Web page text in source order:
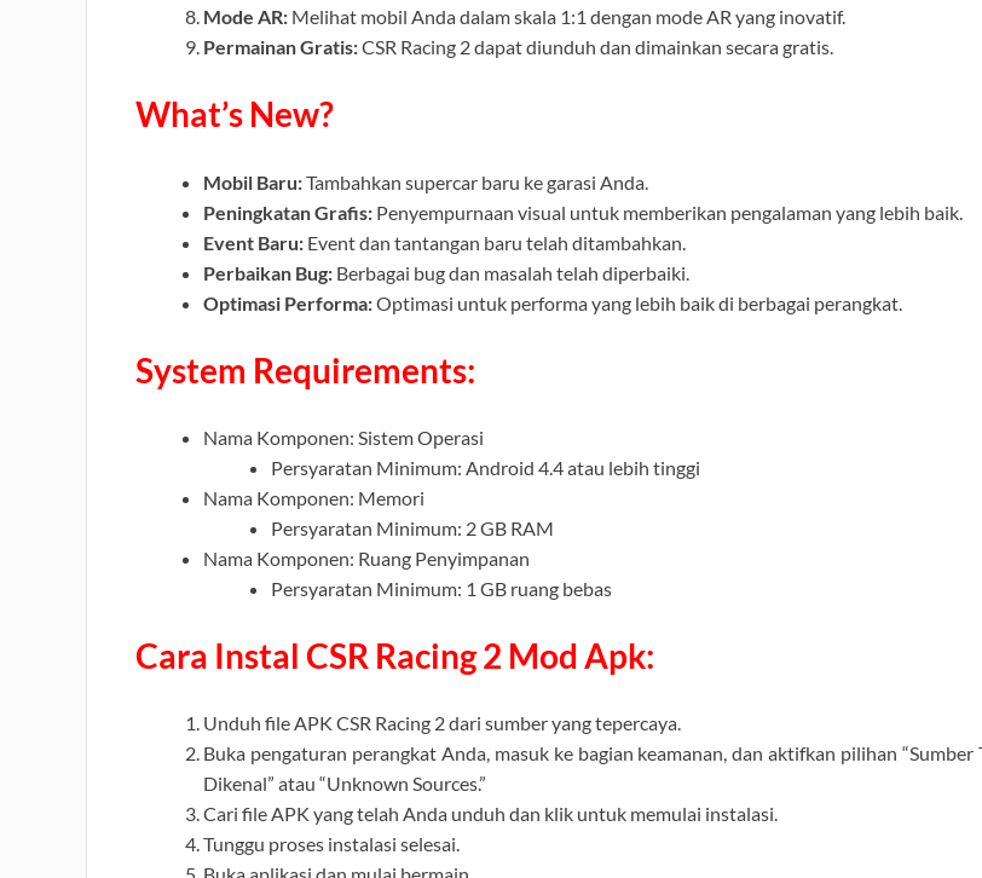
Mode AR: Melihat mobil Anda dalam skala 1:1 dengan mode AR yang inovatif.
Permainan Gratis:CSR Racing 2 dapat diunduh dan dimainkan secara gratis.
What’s New?
Mobil Baru:Tambahkan supercar baru ke garasi Anda.
Peningkatan Grafis: Penyempurnaan visual untuk memberikan pengalaman yang lebih baik.
Event Baru: Event dan tantangan baru telah ditambahkan.
Perbaikan Bug: Berbagai bug dan masalah telah diperbaiki.
Optimasi Performa:Optimasi untuk performa yang lebih baik di berbagai perangkat.
System Requirements:
Nama Komponen: Sistem Operasi
Persyaratan Minimum: Android 4.4 atau lebih tinggi
Nama Komponen: Memori
Persyaratan Minimum: 2 GB RAM
Nama Komponen: Ruang Penyimpanan
Persyaratan Minimum: 1 GB ruang bebas
Cara Instal CSR Racing 2 Mod Apk:
Unduh file APK CSR Racing 2 dari sumber yang tepercaya.
Buka pengaturan perangkat Anda, masuk ke bagian keamanan, dan aktifkan pilihan “Sumber
Dikenal” atau “Unknown Sources.”
Cari file APK yang telah Anda unduh dan klik untuk memulai instalasi.
Tunggu proses instalasi selesai.